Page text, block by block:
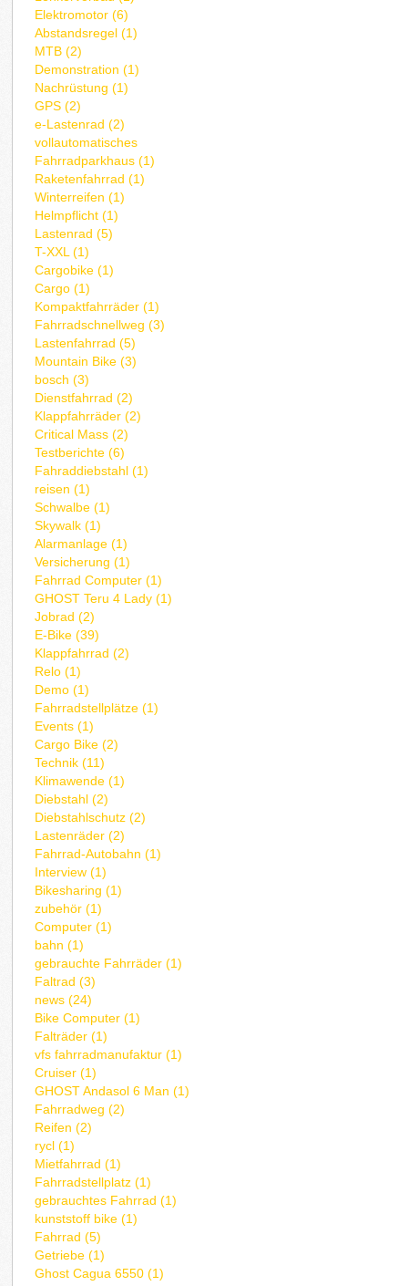
Elektromotor (6)
Abstandsregel (1)
MTB (2)
Demonstration (1)
Nachrüstung (1)
GPS (2)
e-Lastenrad (2)
vollautomatisches
Fahrradparkhaus (1)
Raketenfahrrad (1)
Winterreifen (1)
Helmpflicht (1)
Lastenrad (5)
T-XXL (1)
Cargobike (1)
Cargo (1)
Kompaktfahrräder (1)
Fahrradschnellweg (3)
Lastenfahrrad (5)
Mountain Bike (3)
bosch (3)
Dienstfahrrad (2)
Klappfahrräder (2)
Critical Mass (2)
Testberichte (6)
Fahraddiebstahl (1)
reisen (1)
Schwalbe (1)
Skywalk (1)
Alarmanlage (1)
Versicherung (1)
Fahrrad Computer (1)
GHOST Teru 4 Lady (1)
Jobrad (2)
E-Bike (39)
Klappfahrrad (2)
Relo (1)
Demo (1)
Fahrradstellplätze (1)
Events (1)
Cargo Bike (2)
Technik (11)
Klimawende (1)
Diebstahl (2)
Diebstahlschutz (2)
Lastenräder (2)
Fahrrad-Autobahn (1)
Interview (1)
Bikesharing (1)
zubehör (1)
Computer (1)
bahn (1)
gebrauchte Fahrräder (1)
Faltrad (3)
news (24)
Bike Computer (1)
Falträder (1)
vfs fahrradmanufaktur (1)
Cruiser (1)
GHOST Andasol 6 Man (1)
Fahrradweg (2)
Reifen (2)
rycl (1)
Mietfahrrad (1)
Fahrradstellplatz (1)
gebrauchtes Fahrrad (1)
kunststoff bike (1)
Fahrrad (5)
Getriebe (1)
Ghost Cagua 6550 (1)